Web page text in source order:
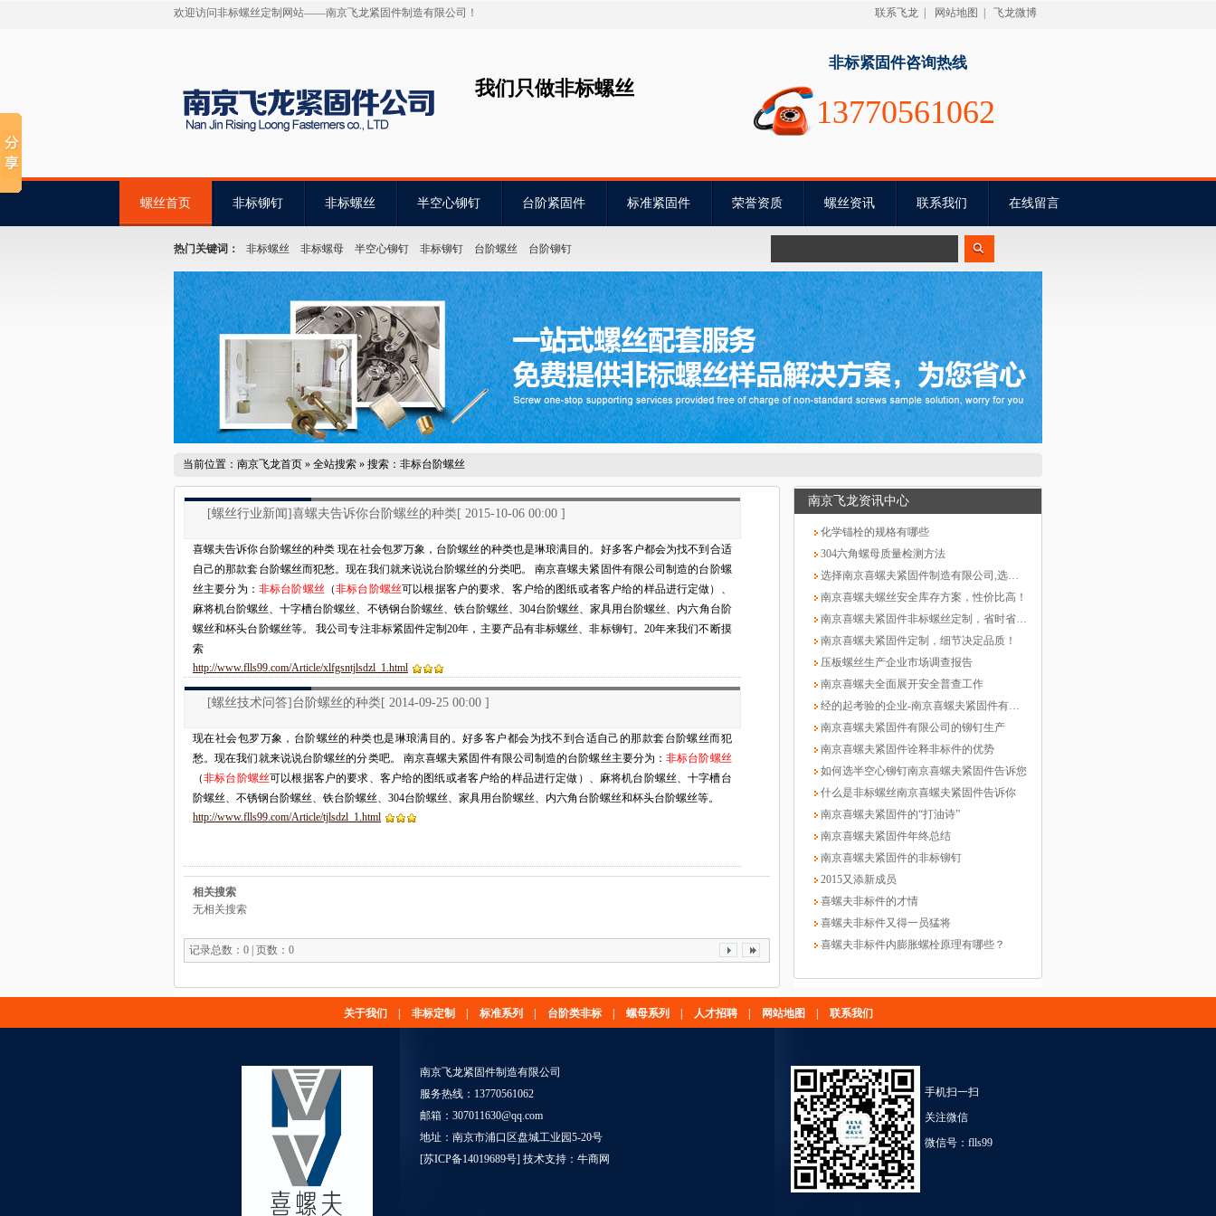
欢迎访问非标螺丝定制网站——南京飞龙紧固件制造有限公司！ 联系飞龙 网站地图 飞龙微博
我们只做非标螺丝
非标紧固件咨询热线
13770561062
螺丝首页 非标铆钉 非标螺丝 半空心铆钉 台阶紧固件 标准紧固件 荣誉资质 螺丝资讯 联系我们 在线留言
热门关键词： 非标螺丝 非标螺母 半空心铆钉 非标铆钉 台阶螺丝 台阶铆钉
当前位置： 南京飞龙首页 » 全站搜索 » 搜索：非标台阶螺丝
[螺丝行业新闻]喜螺夫告诉你台阶螺丝的种类[ 2015-10-06 00:00 ]
喜螺夫告诉你台阶螺丝的种类 现在社会包罗万象，台阶螺丝的种类也是琳琅满目的。好多客户都会为找不到合适
自己的那款套台阶螺丝而犯愁。现在我们就来说说台阶螺丝的分类吧。 南京喜螺夫紧固件有限公司制造的台阶螺
丝主要分为： 非标台阶螺丝 （非标台阶螺丝可以根据客户的要求、客户给的图纸或者客户给的样品进行定做）、
麻将机台阶螺丝、十字槽台阶螺丝、不锈钢台阶螺丝、铁台阶螺丝、304台阶螺丝、家具用台阶螺丝、内六角台阶
螺丝和杯头台阶螺丝等。 我公司专注非标紧固件定制20年，主要产品有非标螺丝、非标铆钉。20年来我们不断摸
索
http://www.flls99.com/Article/xlfgsntjlsdzl_1.html
[螺丝技术问答] 台阶螺丝的种类[ 2014-09-25 00:00 ]
现在社会包罗万象，台阶螺丝的种类也是琳琅满目的。好多客户都会为找不到合适自己的那款套台阶螺丝而犯
愁。现在我们就来说说台阶螺丝的分类吧。 南京喜螺夫紧固件有限公司制造的台阶螺丝主要分为：非标台阶螺丝
（非标台阶螺丝可以根据客户的要求、客户给的图纸或者客户给的样品进行定做）、麻将机台阶螺丝、十字槽台
阶螺丝、不锈钢台阶螺丝、铁台阶螺丝、304台阶螺丝、家具用台阶螺丝、内六角台阶螺丝和杯头台阶螺丝等。
http://www.flls99.com/Article/tjlsdzl_1.html
相关搜索
无相关搜索
记录总数：0 | 页数：0
南京飞龙资讯中心
化学锚栓的规格有哪些
304六角螺母质量检测方法
选择南京喜螺夫紧固件制造有限公司,选择长期合作伙伴！
南京喜螺夫螺丝安全库存方案，性价比高！
南京喜螺夫紧固件非标螺丝定制，省时省钱的合作！
南京喜螺夫紧固件定制，细节决定品质！
压板螺丝生产企业市场调查报告
南京喜螺夫全面展开安全普查工作
经的起考验的企业-南京喜螺夫紧固件有限公司
南京喜螺夫紧固件有限公司的铆钉生产
南京喜螺夫紧固件诠释非标件的优势
如何选半空心铆钉南京喜螺夫紧固件告诉您
什么是非标螺丝南京喜螺夫紧固件告诉你
南京喜螺夫紧固件的“打油诗”
南京喜螺夫紧固件年终总结
南京喜螺夫紧固件的非标铆钉
2015又添新成员
喜螺夫非标件的才情
喜螺夫非标件又得一员猛将
喜螺夫非标件内膨胀螺栓原理有哪些？
关于我们 非标定制 标准系列 台阶类非标 螺母系列 人才招聘 网站地图 联系我们
南京飞龙紧固件制造有限公司
服务热线：13770561062
邮箱：307011630@qq.com
地址：南京市浦口区盘城工业园5-20号
[苏ICP备14019689号] 技术支持： 牛商网
手机扫一扫
关注微信
微信号：flls99